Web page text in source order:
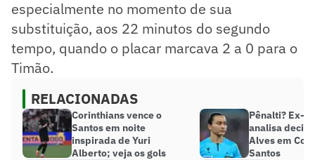
especialmente no momento de sua
substituição, aos 22 minutos do segundo
tempo, quando o placar marcava 2 a 0 para o
Timão.
RELACIONADAS
Corinthians vence o
Santos em noite
inspirada de Yuri
Alberto; veja os gols
Pênalti? Ex-
analisa
Alves em
Santos